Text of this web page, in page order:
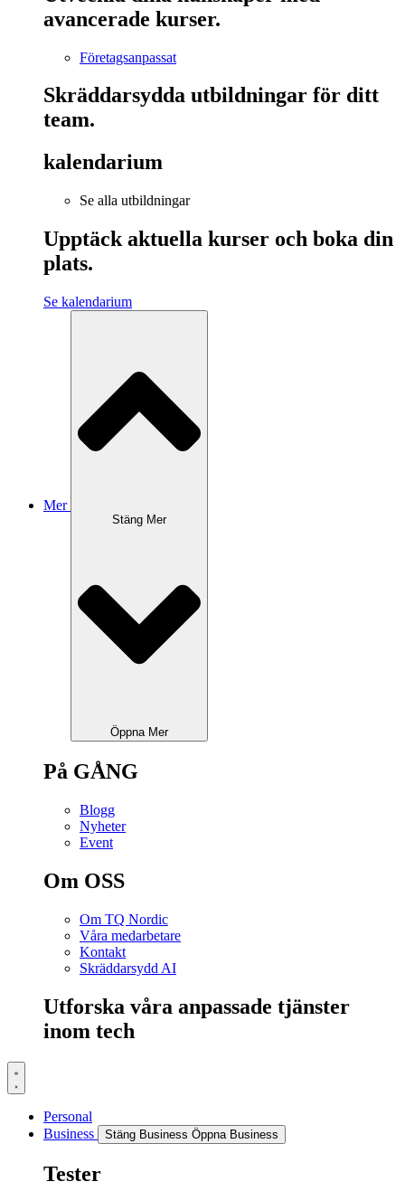
avancerade kurser.
Företagsanpassat
Skräddarsydda utbildningar för ditt
team.
kalendarium
Se alla utbildningar
Upptäck aktuella kurser och boka din
plats.
Se kalendarium
Mer
Stäng Mer
Öppna Mer
På GÅNG
Blogg
Nyheter
Event
Om OSS
Om TQ Nordic
Våra medarbetare
Kontakt
Skräddarsydd AI
Utforska våra anpassade tjänster
inom tech
Personal
Business
Stäng Business Öppna Business
Tester